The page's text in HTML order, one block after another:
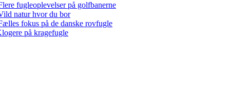
fugleoplevelser på golfbanerne
natur hvor du bor
fokus på de danske rovfugle
på kragefugle